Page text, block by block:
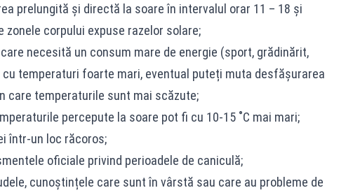
prelungită şi directă la soare în intervalul orar 11 – 18 şi
corpului expuse razelor solare;
necesită un consum mare de energie (sport, grădinărit,
temperaturi foarte mari, eventual puteți muta desfăşurarea
care temperaturile sunt mai scăzute;
percepute la soare pot fi cu 10-15 ˚C mai mari;
într-un loc răcoros;
oficiale privind perioadele de caniculă;
cunoștințele care sunt în vârstă sau care au probleme de